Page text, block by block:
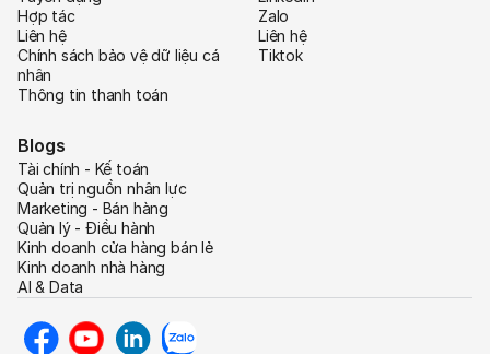
Hợp tác
Liên hệ
Chính sách bảo vệ dữ liệu cá
nhân
Thông tin thanh toán
Zalo
Liên hệ
Tiktok
Blogs
Tài chính - Kế toán
Quản trị nguồn nhân lực
Marketing - Bán hàng
Quản lý - Điều hành
Kinh doanh cửa hàng bán lẻ
Kinh doanh nhà hàng
AI & Data